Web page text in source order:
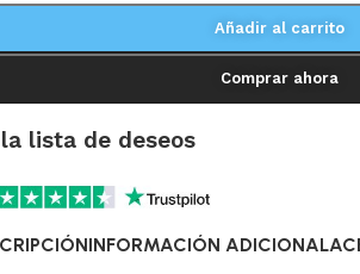
Añadir al carrito
Comprar ahora
lista de deseos
INFORMACIÓN ADICIONAL